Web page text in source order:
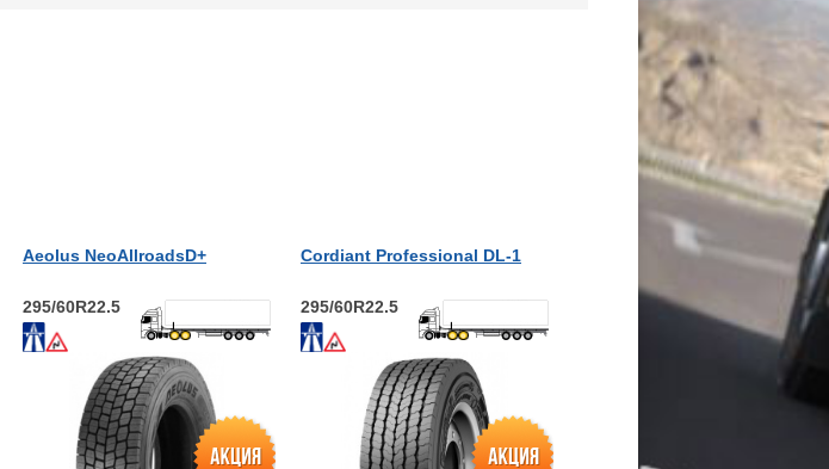
Aeolus NeoAllroadsD+
295/60R22.5
Cordiant Professional DL-1
295/60R22.5